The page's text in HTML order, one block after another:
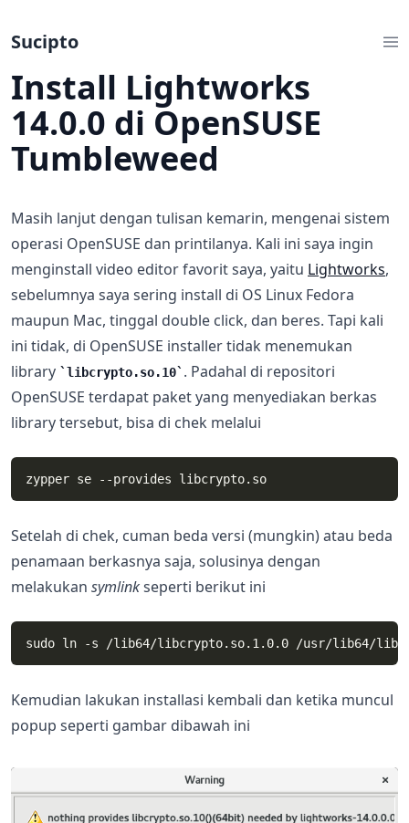
Sucipto
Install Lightworks
14.0.0 di OpenSUSE
Tumbleweed
Masih lanjut dengan tulisan kemarin, mengenai sistem
operasi OpenSUSE dan printilanya. Kali ini saya ingin
menginstall video editor favorit saya, yaitu Lightworks,
sebelumnya saya sering install di OS Linux Fedora
maupun Mac, tinggal double click, dan beres. Tapi kali
ini tidak, di OpenSUSE installer tidak menemukan
library
libcrypto.so.10 . Padahal di repositori
OpenSUSE terdapat paket yang menyediakan berkas
library tersebut, bisa di chek melalui
zypper se --provides libcrypto.so
Setelah di chek, cuman beda versi (mungkin) atau beda
penamaan berkasnya saja, solusinya dengan
melakukan symlinkseperti berikut ini
Kemudian lakukan installasi kembali dan ketika muncul
popup seperti gambar dibawah ini